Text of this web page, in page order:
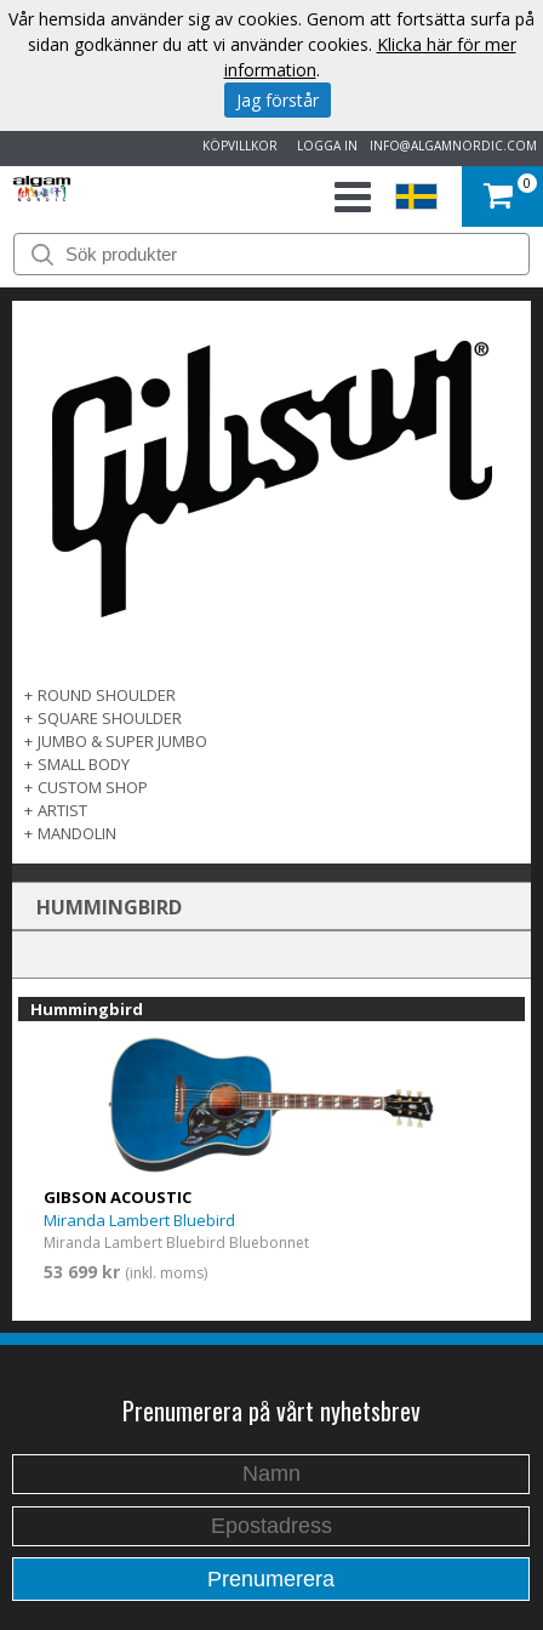
INFO@ALGAMNORDIC.COM
LOGGA IN
KÖPVILLKOR
START
VARUMÄRKEN
NYHETER
OM
OSS
KONTAKT
0
+ ROUND SHOULDER
+ SQUARE SHOULDER
+ JUMBO & SUPER JUMBO
+ SMALL BODY
+ CUSTOM SHOP
+ ARTIST
+ MANDOLIN
HUMMINGBIRD
Hummingbird
GIBSON ACOUSTIC
Miranda Lambert Bluebird
Miranda Lambert Bluebird Bluebonnet
53 699 kr (inkl. moms)
Prenumerera på vårt nyhetsbrev
Vår hemsida använder sig av cookies. Genom att fortsätta surfa på
sidan godkänner du att vi använder cookies. Klicka här för mer
information.
Jag förstår